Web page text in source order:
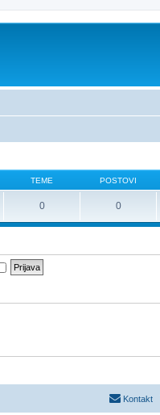
TEME POSTOVI
0 0
Kontakt